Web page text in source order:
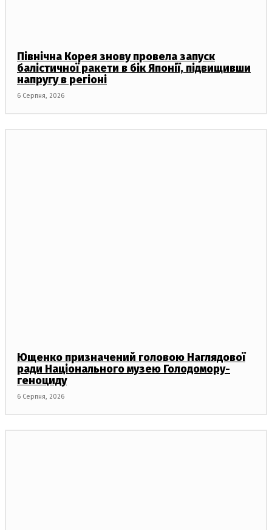
Північна Корея знову провела запуск
балістичної ракети в бік Японії, підвищивши
напругу в регіоні
6 Серпня, 2026
Ющенко призначений головою Наглядової
ради Національного музею Голодомору-
геноциду
6 Серпня, 2026